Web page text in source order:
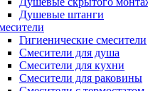
Душевые штанги
Гигиенические смесители
Смесители для душа
Смесители для кухни
Смесители для раковины